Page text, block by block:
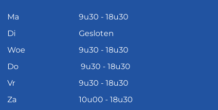
Ma
9u30 - 18u30
Di
Gesloten
Woe
9u30 - 18u30
Do
9u30 - 18u30
Vr
9u30 - 18u30
Za
10u00 - 18u30